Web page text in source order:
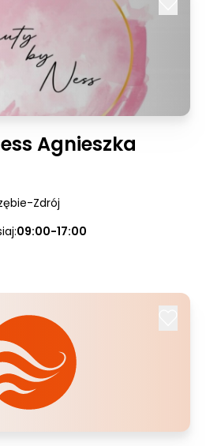
Agnieszka
Zdrój
09:00-17:00